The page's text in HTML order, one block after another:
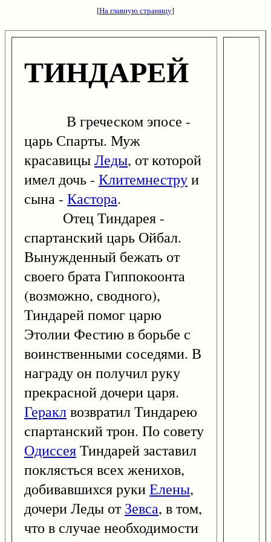
[На главную страницу]
ТИНДАРЕЙ
В греческом эпосе -
царь Спарты. Муж
красавицыЛеды, от которой
имел дочь - Клитемнеструи
сына - Кастора.
Отец Тиндарея -
спартанский царь Ойбал.
Вынужденный бежать от
своего брата Гиппокоонта
(возможно, сводного),
Тиндарей помог царю
Этолии Фестию в борьбе с
воинственными соседями. В
награду он получил руку
прекрасной дочери царя.
Гераклвозвратил Тиндарею
спартанский трон. По совету
ОдиссеяТиндарей заставил
поклясться всех женихов,
добивавшихся рукиЕлены,
дочери Леды отЗевса, в том,
что в случае необходимости